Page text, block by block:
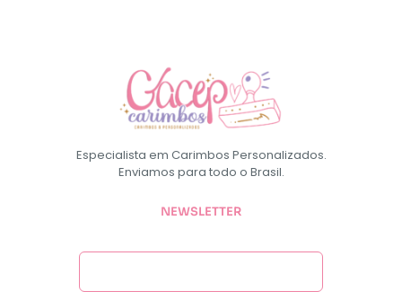
Especialista em Carimbos Personalizados.
Enviamos para todo o Brasil.
NEWSLETTER